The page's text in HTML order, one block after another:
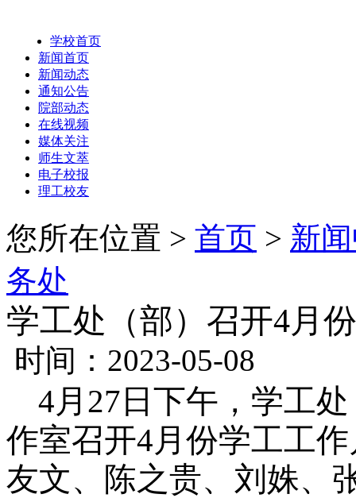
学校首页
新闻首页
新闻动态
通知公告
院部动态
在线视频
媒体关注
师生文萃
电子校报
理工校友
您所在位置 > 首页 > 新
务处
学工处（部）召开4月
时间：2023-05-08
4月27日下午，学工
作室召开4月份学工工
友文、陈之贵、刘姝、